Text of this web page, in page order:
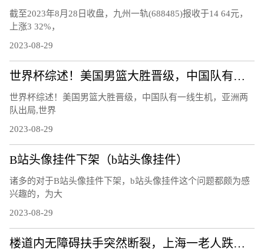
截至2023年8月28日收盘，九州一轨(688485)报收于14 64元，
上涨3 32%，
2023-08-29
世界杯综述！美国男篮大胜晋级，中国队有一线生机，亚洲两队出局
世界杯综述！美国男篮大胜晋级，中国队有一线生机，亚洲两
队出局,世界
2023-08-29
B站头像挂件下架（b站头像挂件）
诸多的对于B站头像挂件下架，b站头像挂件这个问题都颇为感
兴趣的，为大
2023-08-29
楼道内无障碍扶手突然断裂，上海一老人跌下台阶右手骨折，责任谁担？